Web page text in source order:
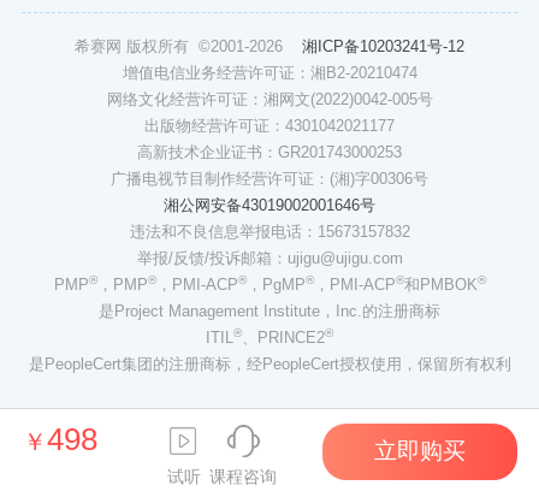
￥498
试听 课程咨询
立即购买
希赛网 版权所有 ©2001-2026 湘ICP备10203241号-12
增值电信业务经营许可证：湘B2-20210474
网络文化经营许可证：湘网文(2022)0042-005号
出版物经营许可证：4301042021177
高新技术企业证书：GR201743000253
广播电视节目制作经营许可证：(湘)字00306号
湘公网安备43019002001646号
违法和不良信息举报电话：15673157832
举报/反馈/投诉邮箱：ujigu@ujigu.com
PMP®，PMP®，PMI-ACP®，PgMP®，PMI-ACP®和PMBOK®
是Project Management Institute，Inc.的注册商标
ITIL®、PRINCE2®
是PeopleCert集团的注册商标，经PeopleCert授权使用，保留所有权利